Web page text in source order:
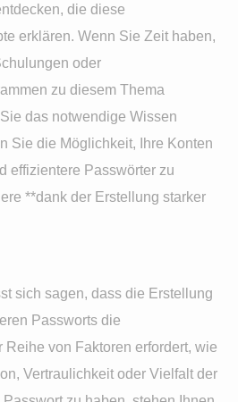
die diese
erklären. Wenn Sie Zeit haben,
oder
zu diesem Thema
das notwendige Wissen
Sie die Möglichkeit, Ihre Konten
effizientere Passwörter zu
**dank der Erstellung starker
sich sagen, dass die Erstellung
Passworts die
Reihe von Faktoren erfordert, wie
Vertraulichkeit oder Vielfalt der